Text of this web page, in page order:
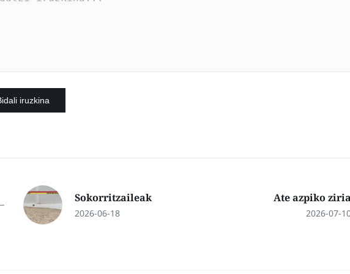
Sokorritzaileak
2026-06-18
Ate azpiko
2026-07-